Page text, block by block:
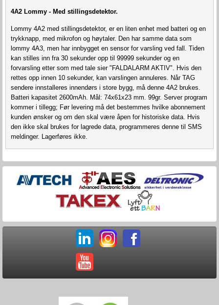
4A2 Lommy - Med stillingsdetektor.
Lommy 4A2 med stillingsdetektor, er en liten enhet med batteri og en
trykknapp, med mikrofon og høytaler. Den har samme data som
lommy 4A3, men har innbygget en sensor for varsling ved fall. Tiden
kan stilles inn fra 30 sekunder opp til 99999 sekunder og en
forvarsling etter som med tale sier "FALDALARM AKTIV". Hvis den
rettes opp innen 10 sekunder, kan varslingen annuleres. Når TAG
sendere innstalleres innendørs i store bygg, må denne 4A2 brukes.
Batteri kapasitet 2600mAh. Mål: 74x61x23 mm. 99gr. Server program
kommer i tillegg; Før levering må det bestemmes hvilke abonnement
kunden ønsker og om den skal være åpen for historiske data. Hvis
den ikke skal brukes for lagrede data, programmeres denne til SMS
meldinger. Lagerføres ikke.